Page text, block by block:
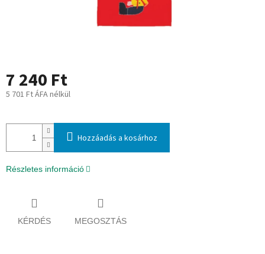
7 240 Ft
5 701 Ft ÁFA nélkül
Hozzáadás a kosárhoz
Részletes információ
KÉRDÉS MEGOSZTÁS